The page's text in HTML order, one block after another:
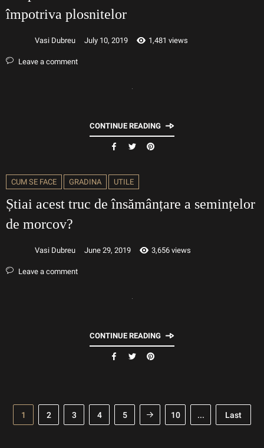
împotriva plosnitelor
Vasi Dubreu July 10, 2019 1,481 views
Leave a comment
CONTINUE READING
CUM SE FACE GRADINA UTILE
Știai acest truc de însămânțare a semințelor
de morcov?
Vasi Dubreu June 29, 2019 3,656 views
Leave a comment
CONTINUE READING
1 2 3 4 5 10 ... Last